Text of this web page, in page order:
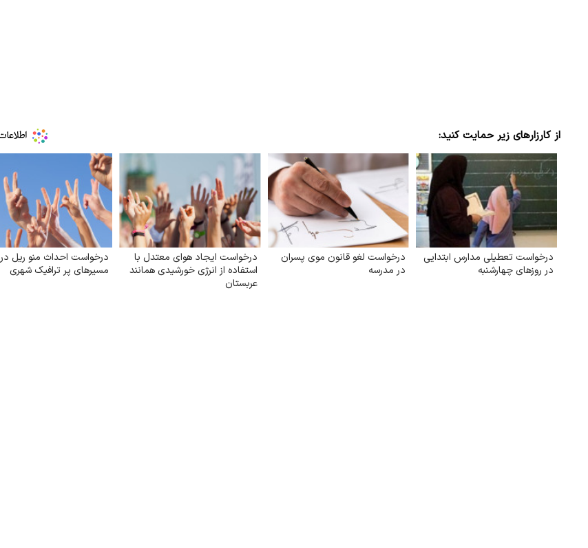
از کارزارهای زیر حمایت کنید:
درخواست تعطیلی مدارس ابتدایی
در روزهای چهارشنبه
درخواست لغو قانون موی پسران
در مدرسه
درخواست ایجاد هوای معتدل با
استفاده از انرژی خورشیدی همانند
عربستان
درخواست احداث منو ریل در
مسیرهای پر ترافیک شهری